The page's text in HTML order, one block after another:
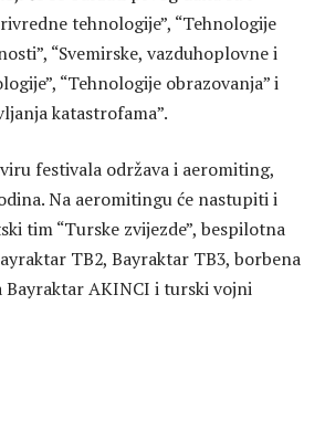
tehnologije”, “Tehnologije
“Svemirske, vazduhoplovne i
“Tehnologije obrazovanja” i
katastrofama”.
festivala održava i aeromiting,
Na aeromitingu će nastupiti i
tim “Turske zvijezde”, bespilotna
TB2, Bayraktar TB3, borbena
AKINCI i turski vojni